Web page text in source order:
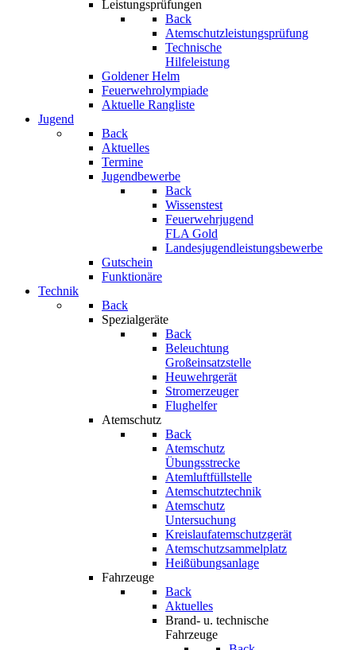
Leistungsprüfungen
Back
Atemschutzleistungsprüfung
Technische
Hilfeleistung
Goldener Helm
Feuerwehrolympiade
Aktuelle Rangliste
Jugend
Back
Aktuelles
Termine
Jugendbewerbe
Back
Wissenstest
Feuerwehrjugend
FLA Gold
Landesjugendleistungsbewerbe
Gutschein
Funktionäre
Technik
Back
Spezialgeräte
Back
Beleuchtung
Großeinsatzstelle
Heuwehrgerät
Stromerzeuger
Flughelfer
Atemschutz
Back
Atemschutz
Übungsstrecke
Atemluftfüllstelle
Atemschutztechnik
Atemschutz
Untersuchung
Kreislaufatemschutzgerät
Atemschutzsammelplatz
Heißübungsanlage
Fahrzeuge
Back
Aktuelles
Brand- u. technische
Fahrzeuge